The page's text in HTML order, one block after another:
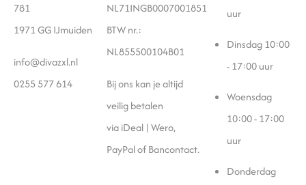
781
1971 GG IJmuiden
info@divazxl.nl
0255 577 614
NL71INGB0007001851
BTW nr.:
NL855500104B01
Bij ons kan je altijd
veilig betalen
via iDeal | Wero,
PayPal of Bancontact.
uur
Dinsdag10:00
- 17:00 uur
Woensdag
10:00 - 17:00
uur
Donderdag